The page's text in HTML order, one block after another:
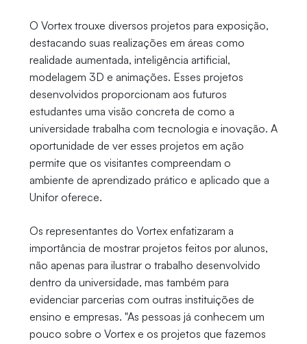
O Vortex trouxe diversos projetos para exposição,
destacando suas realizações em áreas como
realidade aumentada, inteligência artificial,
modelagem 3D e animações. Esses projetos
desenvolvidos proporcionam aos futuros
estudantes uma visão concreta de como a
universidade trabalha com tecnologia e inovação. A
oportunidade de ver esses projetos em ação
permite que os visitantes compreendam o
ambiente de aprendizado prático e aplicado que a
Unifor oferece.
Os representantes do Vortex enfatizaram a
importância de mostrar projetos feitos por alunos,
não apenas para ilustrar o trabalho desenvolvido
dentro da universidade, mas também para
evidenciar parcerias com outras instituições de
ensino e empresas. "As pessoas já conhecem um
pouco sobre o Vortex e os projetos que fazemos